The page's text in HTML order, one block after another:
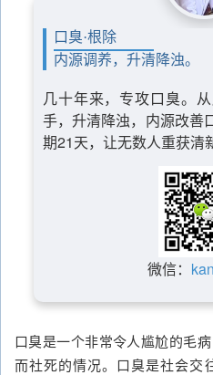
口臭·根除
内源调养，升清降浊。
几十年来，专攻口臭。
手，升清降浊，内源改善
期21天，让无数人重获清
微信：
口臭是一个非常令人尴尬的毛
而社死的情况。口臭是社会交